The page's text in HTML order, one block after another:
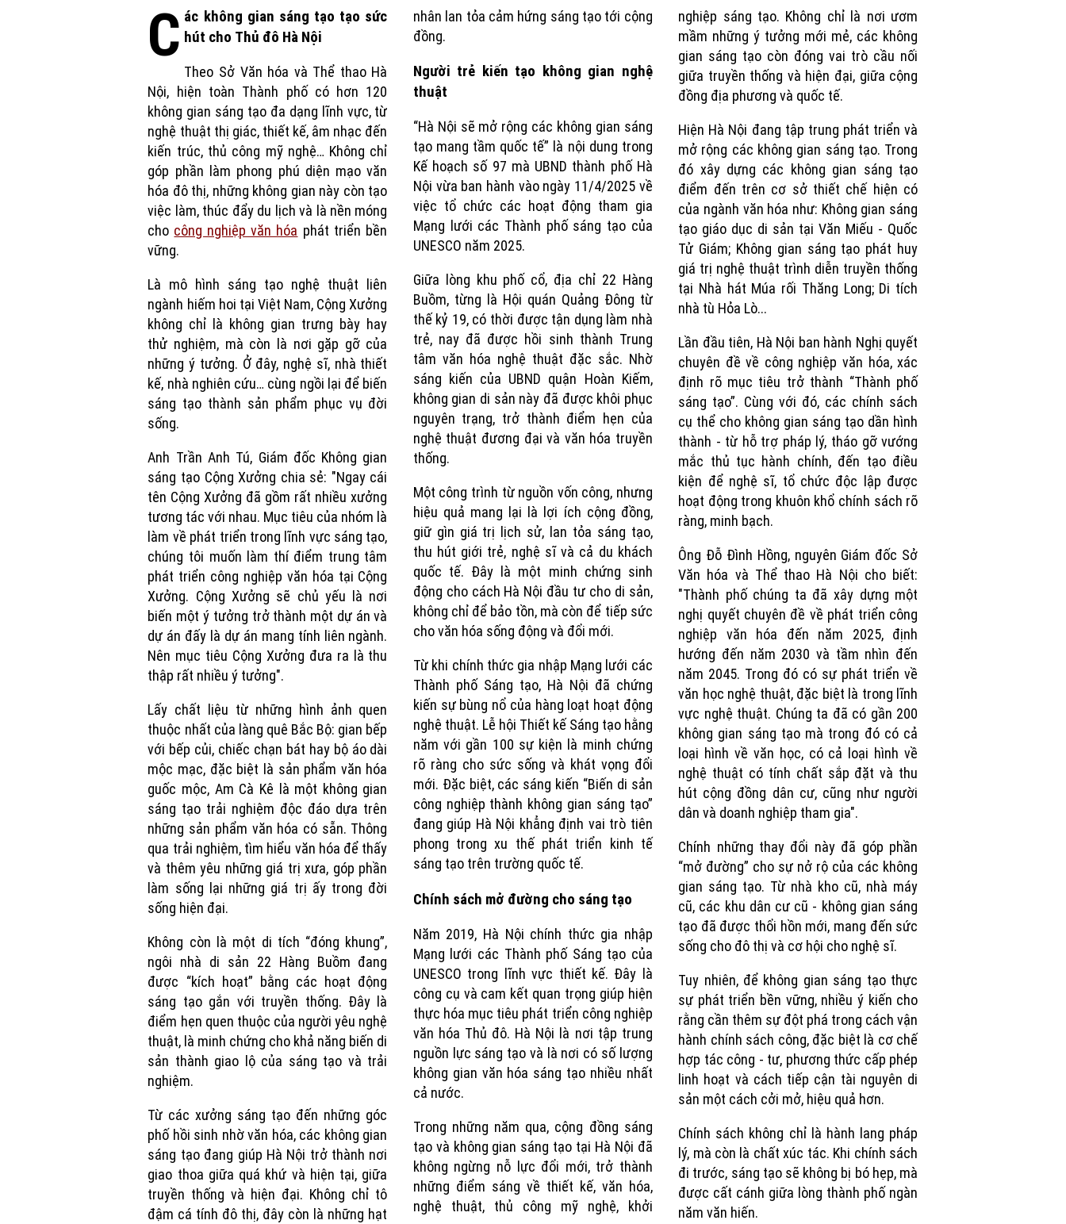
Time
C ác không gian sáng tạo tạo sức
hút cho Thủ đô Hà Nội
Theo Sở Văn hóa và Thể thao Hà
Nội, hiện toàn Thành phố có hơn 120
không gian sáng tạo đa dạng lĩnh vực, từ
nghệ thuật thị giác, thiết kế, âm nhạc đến
kiến trúc, thủ công mỹ nghệ… Không chỉ
góp phần làm phong phú diện mạo văn
hóa đô thị, những không gian này còn tạo
việc làm, thúc đẩy du lịch và là nền móng
cho công nghiệp văn hóa phát triển bền
vững.
Là mô hình sáng tạo nghệ thuật liên
ngành hiếm hoi tại Việt Nam, Cộng Xưởng
không chỉ là không gian trưng bày hay
thử nghiệm, mà còn là nơi gặp gỡ của
những ý tưởng. Ở đây, nghệ sĩ, nhà thiết
kế, nhà nghiên cứu… cùng ngồi lại để biến
sáng tạo thành sản phẩm phục vụ đời
sống.
Anh Trần Anh Tú, Giám đốc Không gian
sáng tạo Cộng Xưởng chia sẻ: "Ngay cái
tên Cộng Xưởng đã gồm rất nhiều xưởng
tương tác với nhau. Mục tiêu của nhóm là
làm về phát triển trong lĩnh vực sáng tạo,
chúng tôi muốn làm thí điểm trung tâm
phát triển công nghiệp văn hóa tại Cộng
Xưởng. Cộng Xưởng sẽ chủ yếu là nơi
biến một ý tưởng trở thành một dự án và
dự án đấy là dự án mang tính liên ngành.
Nên mục tiêu Cộng Xưởng đưa ra là thu
thập rất nhiều ý tưởng".
Lấy chất liệu từ những hình ảnh quen
thuộc nhất của làng quê Bắc Bộ: gian bếp
với bếp củi, chiếc chạn bát hay bộ áo dài
mộc mạc, đặc biệt là sản phẩm văn hóa
guốc mộc, Am Cà Kê là một không gian
sáng tạo trải nghiệm độc đáo dựa trên
những sản phẩm văn hóa có sẵn. Thông
qua trải nghiệm, tìm hiểu văn hóa để thấy
và thêm yêu những giá trị xưa, góp phần
làm sống lại những giá trị ấy trong đời
sống hiện đại.
Không còn là một di tích “đóng khung”,
ngôi nhà di sản 22 Hàng Buồm đang
được “kích hoạt” bằng các hoạt động
sáng tạo gắn với truyền thống. Đây là
điểm hẹn quen thuộc của người yêu nghệ
thuật, là minh chứng cho khả năng biến di
sản thành giao lộ của sáng tạo và trải
nghiệm.
Từ các xưởng sáng tạo đến những góc
phố hồi sinh nhờ văn hóa, các không gian
sáng tạo đang giúp Hà Nội trở thành nơi
giao thoa giữa quá khứ và hiện tại, giữa
truyền thống và hiện đại. Không chỉ tô
đậm cá tính đô thị, đây còn là những hạt
nhân lan tỏa cảm hứng sáng tạo tới cộng
đồng.
Người trẻ kiến tạo không gian nghệ
thuật
“Hà Nội sẽ mở rộng các không gian sáng
tạo mang tầm quốc tế” là nội dung trong
Kế hoạch số 97 mà UBND thành phố Hà
Nội vừa ban hành vào ngày 11/4/2025 về
việc tổ chức các hoạt động tham gia
Mạng lưới các Thành phố sáng tạo của
UNESCO năm 2025.
Giữa lòng khu phố cổ, địa chỉ 22 Hàng
Buồm, từng là Hội quán Quảng Đông từ
thế kỷ 19, có thời được tận dụng làm nhà
trẻ, nay đã được hồi sinh thành Trung
tâm văn hóa nghệ thuật đặc sắc. Nhờ
sáng kiến của UBND quận Hoàn Kiếm,
không gian di sản này đã được khôi phục
nguyên trạng, trở thành điểm hẹn của
nghệ thuật đương đại và văn hóa truyền
thống.
Một công trình từ nguồn vốn công, nhưng
hiệu quả mang lại là lợi ích cộng đồng,
giữ gìn giá trị lịch sử, lan tỏa sáng tạo,
thu hút giới trẻ, nghệ sĩ và cả du khách
quốc tế. Đây là một minh chứng sinh
động cho cách Hà Nội đầu tư cho di sản,
không chỉ để bảo tồn, mà còn để tiếp sức
cho văn hóa sống động và đổi mới.
Từ khi chính thức gia nhập Mạng lưới các
Thành phố Sáng tạo, Hà Nội đã chứng
kiến sự bùng nổ của hàng loạt hoạt động
nghệ thuật. Lễ hội Thiết kế Sáng tạo hằng
năm với gần 100 sự kiện là minh chứng
rõ ràng cho sức sống và khát vọng đổi
mới. Đặc biệt, các sáng kiến “Biến di sản
công nghiệp thành không gian sáng tạo”
đang giúp Hà Nội khẳng định vai trò tiên
phong trong xu thế phát triển kinh tế
sáng tạo trên trường quốc tế.
Chính sách mở đường cho sáng tạo
Năm 2019, Hà Nội chính thức gia nhập
Mạng lưới các Thành phố Sáng tạo của
UNESCO trong lĩnh vực thiết kế. Đây là
công cụ và cam kết quan trọng giúp hiện
thực hóa mục tiêu phát triển công nghiệp
văn hóa Thủ đô. Hà Nội là nơi tập trung
nguồn lực sáng tạo và là nơi có số lượng
không gian văn hóa sáng tạo nhiều nhất
cả nước.
Trong những năm qua, cộng đồng sáng
tạo và không gian sáng tạo tại Hà Nội đã
không ngừng nỗ lực đổi mới, trở thành
những điểm sáng về thiết kế, văn hóa,
nghệ thuật, thủ công mỹ nghệ, khởi
nghiệp sáng tạo. Không chỉ là nơi ươm
mầm những ý tưởng mới mẻ, các không
gian sáng tạo còn đóng vai trò cầu nối
giữa truyền thống và hiện đại, giữa cộng
đồng địa phương và quốc tế.
Hiện Hà Nội đang tập trung phát triển và
mở rộng các không gian sáng tạo. Trong
đó xây dựng các không gian sáng tạo
điểm đến trên cơ sở thiết chế hiện có
của ngành văn hóa như: Không gian sáng
tạo giáo dục di sản tại Văn Miếu - Quốc
Tử Giám; Không gian sáng tạo phát huy
giá trị nghệ thuật trình diễn truyền thống
tại Nhà hát Múa rối Thăng Long; Di tích
nhà tù Hỏa Lò...
Lần đầu tiên, Hà Nội ban hành Nghị quyết
chuyên đề về công nghiệp văn hóa, xác
định rõ mục tiêu trở thành “Thành phố
sáng tạo”. Cùng với đó, các chính sách
cụ thể cho không gian sáng tạo dần hình
thành - từ hỗ trợ pháp lý, tháo gỡ vướng
mắc thủ tục hành chính, đến tạo điều
kiện để nghệ sĩ, tổ chức độc lập được
hoạt động trong khuôn khổ chính sách rõ
ràng, minh bạch.
Ông Đỗ Đình Hồng, nguyên Giám đốc Sở
Văn hóa và Thể thao Hà Nội cho biết:
"Thành phố chúng ta đã xây dựng một
nghị quyết chuyên đề về phát triển công
nghiệp văn hóa đến năm 2025, định
hướng đến năm 2030 và tầm nhìn đến
năm 2045. Trong đó có sự phát triển về
văn học nghệ thuật, đặc biệt là trong lĩnh
vực nghệ thuật. Chúng ta đã có gần 200
không gian sáng tạo mà trong đó có cả
loại hình về văn học, có cả loại hình về
nghệ thuật có tính chất sắp đặt và thu
hút cộng đồng dân cư, cũng như người
dân và doanh nghiệp tham gia".
Chính những thay đổi này đã góp phần
“mở đường” cho sự nở rộ của các không
gian sáng tạo. Từ nhà kho cũ, nhà máy
cũ, các khu dân cư cũ - không gian sáng
tạo đã được thổi hồn mới, mang đến sức
sống cho đô thị và cơ hội cho nghệ sĩ.
Tuy nhiên, để không gian sáng tạo thực
sự phát triển bền vững, nhiều ý kiến cho
rằng cần thêm sự đột phá trong cách vận
hành chính sách công, đặc biệt là cơ chế
hợp tác công - tư, phương thức cấp phép
linh hoạt và cách tiếp cận tài nguyên di
sản một cách cởi mở, hiệu quả hơn.
Chính sách không chỉ là hành lang pháp
lý, mà còn là chất xúc tác. Khi chính sách
đi trước, sáng tạo sẽ không bị bó hẹp, mà
được cất cánh giữa lòng thành phố ngàn
năm văn hiến.